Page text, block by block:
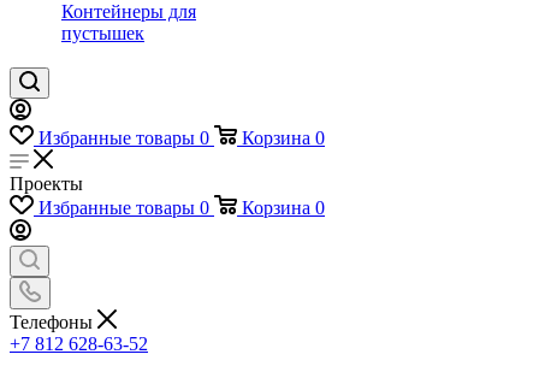
Контейнеры для
пустышек
Избранные товары 0 Корзина 0
Проекты
Избранные товары 0 Корзина 0
Телефоны
+7 812 628-63-52